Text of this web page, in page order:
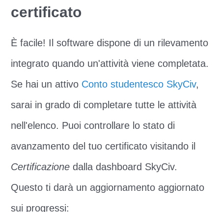
certificato
È facile! Il software dispone di un rilevamento
integrato quando un'attività viene completata.
Se hai un attivo Conto studentesco SkyCiv,
sarai in grado di completare tutte le attività
nell'elenco. Puoi controllare lo stato di
avanzamento del tuo certificato visitando il
Certificazionedalla dashboard SkyCiv.
Questo ti darà un aggiornamento aggiornato
sui progressi: